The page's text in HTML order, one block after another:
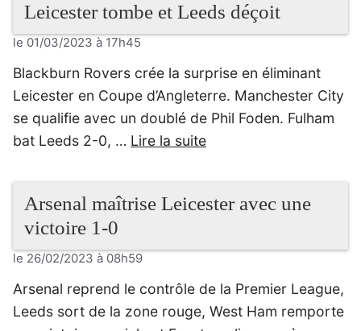
Leicester tombe et Leeds déçoit
le 01/03/2023 à 17h45
Blackburn Rovers crée la surprise en éliminant
Leicester en Coupe d’Angleterre. Manchester City
se qualifie avec un doublé de Phil Foden. Fulham
bat Leeds 2-0, … Lire la suite
Arsenal maîtrise Leicester avec une
victoire 1-0
le 26/02/2023 à 08h59
Arsenal reprend le contrôle de la Premier League,
Leeds sort de la zone rouge, West Ham remporte